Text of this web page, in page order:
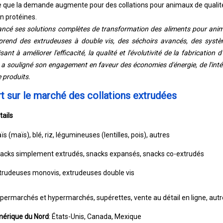
la demande augmente pour des collations pour animaux de
protéines.
ses solutions complètes de transformation des aliments pour
des extrudeuses à double vis, des séchoirs avancés, des
à améliorer l'efficacité, la qualité et l'évolutivité de la fabrication
souligné son engagement en faveur des économies d'énergie, de
produits.
sur le marché des collations extrudées
(maïs), blé, riz, légumineuses (lentilles, pois), autres
simplement extrudés, snacks expansés, snacks co-extrudés
monovis, extrudeuses double vis
et hypermarchés, supérettes, vente au détail en ligne,
du Nord: États-Unis, Canada, Mexique